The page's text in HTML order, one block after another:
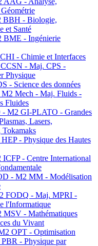
- Biologie,
et Santé
- Ingénierie
- Chimie et Interfaces
- Maj. CPS -
Physique
- Science des données
Mech - Maj. Fluids -
Fluides
M2 GI-PLATO - Grandes
Lasers,
Tokamaks
- Physique des Hautes
- Centre International
- M2 MM - Modélisation
FODQ - Maj. MPRI -
l'Informatique
- Mathématiques
du Vivant
OPT - Optimisation
- Physique par